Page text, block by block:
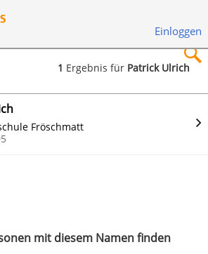
Einloggen
1 Ergebnis für Patrick Ulrich
mit diesem Namen finden
Fröschmatt